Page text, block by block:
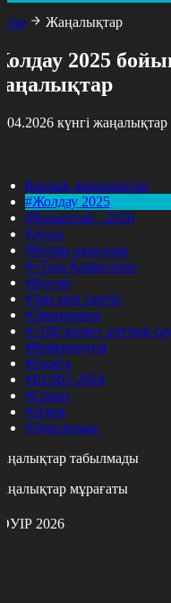
Жаңалықтар
2025
күнгі жаңалықтар
Барлық жаңалықтар
#Жолдау 2025
#Құрылтай - 2026
#Апта
#Ресми оқиғалар
#«Таза Қазақстан»
#Қоғам
#Заң мен тәртіп
#Экономика
#«100 кітап» ұлттық
#Референдум
#Оқиға
#EURO 2024
#Спорт
#Әлем
#Денсаулық
табылмады
мұрағаты
2026